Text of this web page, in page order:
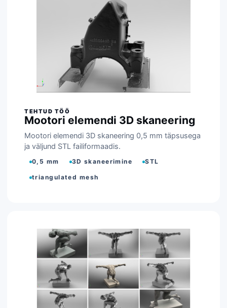
Mootori elemendi 3D skaneering
Mootori elemendi 3D skaneering 0,5 mm täpsusega
ja väljund STL failiformaadis.
0,5 mm 3D skaneerimine STL
triangulated mesh